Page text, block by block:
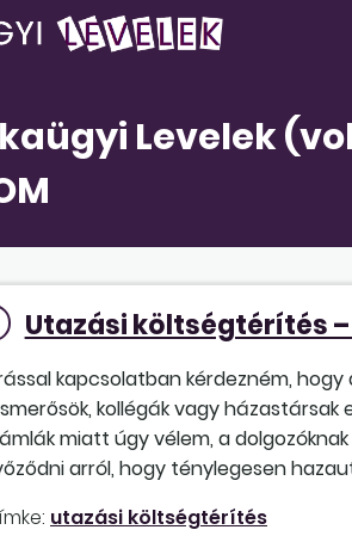
Levelek
Utazási költségtérítés
kapcsolatban kérdezném,
kollégák vagy
miatt úgy vélem, a
arról, hogy ténylegesen
utazási költségtérítés